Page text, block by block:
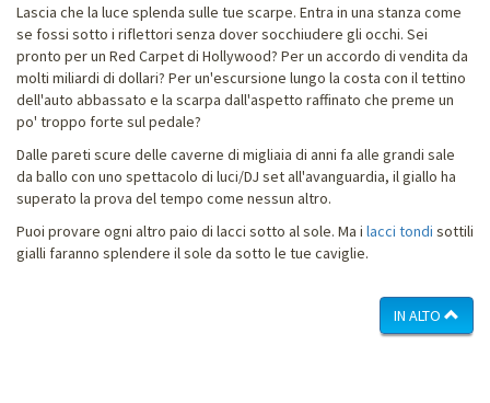
Lascia che la luce splenda sulle tue scarpe. Entra in una stanza come
se fossi sotto i riflettori senza dover socchiudere gli occhi. Sei
pronto per un Red Carpet di Hollywood? Per un accordo di vendita da
molti miliardi di dollari? Per un'escursione lungo la costa con il tettino
dell'auto abbassato e la scarpa dall'aspetto raffinato che preme un
po' troppo forte sul pedale?
Dalle pareti scure delle caverne di migliaia di anni fa alle grandi sale
da ballo con uno spettacolo di luci/DJ set all'avanguardia, il giallo ha
superato la prova del tempo come nessun altro.
Puoi provare ogni altro paio di lacci sotto al sole. Ma i lacci tondi sottili
gialli faranno splendere il sole da sotto le tue caviglie.
IN ALTO